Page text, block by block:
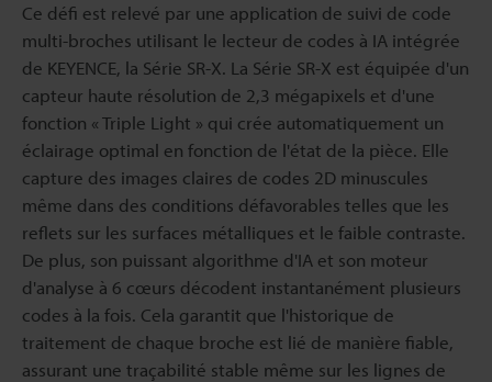
Ce défi est relevé par une application de suivi de code
multi-broches utilisant le lecteur de codes à IA intégrée
de KEYENCE, la Série SR-X. La Série SR-X est équipée d'un
capteur haute résolution de 2,3 mégapixels et d'une
fonction « Triple Light » qui crée automatiquement un
éclairage optimal en fonction de l'état de la pièce. Elle
capture des images claires de codes 2D minuscules
même dans des conditions défavorables telles que les
reflets sur les surfaces métalliques et le faible contraste.
De plus, son puissant algorithme d'IA et son moteur
d'analyse à 6 cœurs décodent instantanément plusieurs
codes à la fois. Cela garantit que l'historique de
traitement de chaque broche est lié de manière fiable,
assurant une traçabilité stable même sur les lignes de